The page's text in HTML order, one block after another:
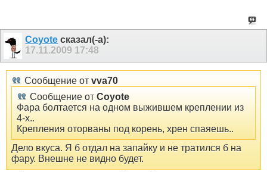
Coyote сказал(-а):
17.11.2009 17:48
Сообщение от vva70
Сообщение от Coyote
Фара болтается на одном выжившем креплении из
4-х..
Крепления оторваны под корень, хрен спаяешь..
Дело вкуса. Я б отдал на запайку и не тратился б на
фару. Внешне не видно будет.